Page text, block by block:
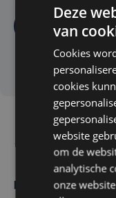
Aanvragen
Maak zelf het
Deze
van
Cookies
cookies
website
om de
analytische
onze